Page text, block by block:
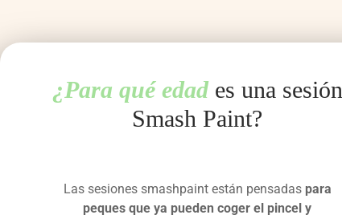
¿Para qué edad es una sesión
Smash Paint?
Las sesiones smashpaint están pensadas para
peques que ya pueden coger el pincel y